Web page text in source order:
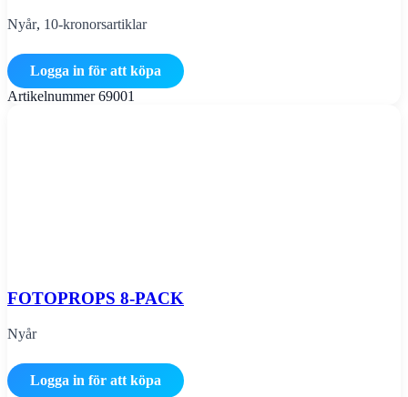
Nyår, 10-kronorsartiklar
Logga in för att köpa
Artikelnummer69001
FOTOPROPS 8-PACK
Nyår
Logga in för att köpa